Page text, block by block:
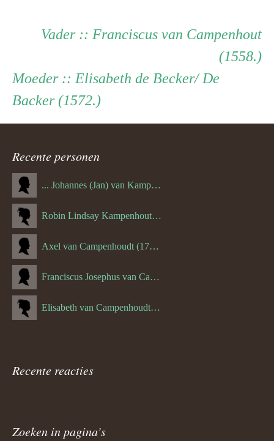
Persoon
ouder
navigatie
Vader Vader
:: Franciscus van Campenhout
(1558.)
Moeder Moeder
:: Elisabeth de Becker/ De
Backer (1572.)
Recente personen
... Johannes (Jan) van Kampenhout (1311.)
Robin Lindsay Kampenhout (1346.) (06-03-2023)
Axel van Campenhoudt (1738.)
Franciscus Josephus van Campenhoudt (1719.) (10-08-1875)
Elisabeth van Campenhoudt (1716.) (28-05-1870)
Recente reacties
Zoeken in pagina’s